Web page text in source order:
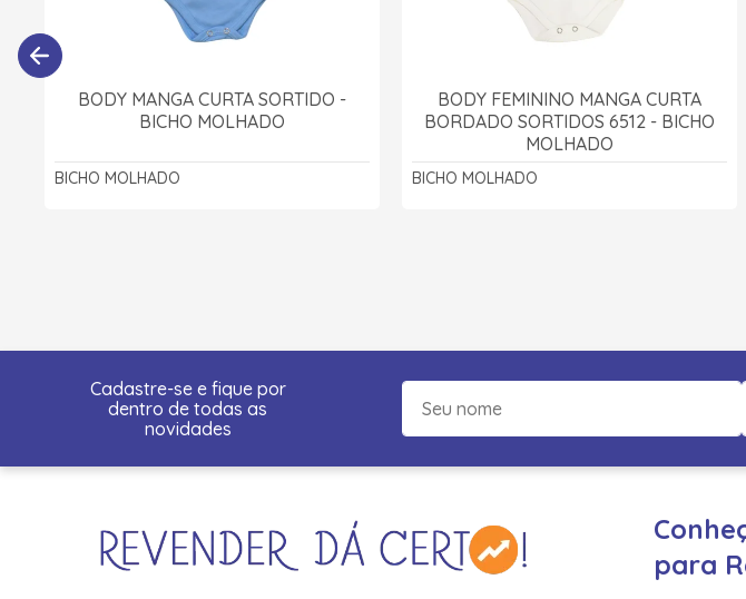
BODY MANGA CURTA SORTIDO -
BICHO MOLHADO
BICHO MOLHADO
BODY FEMININO MANGA CURTA
BORDADO SORTIDOS 6512 - BICHO
MOLHADO
BICHO MOLHADO
Cadastre-se e fique por
dentro de todas as
novidades
para